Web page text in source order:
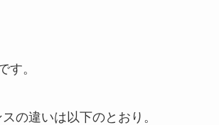
す。
の違いは以下のとおり。